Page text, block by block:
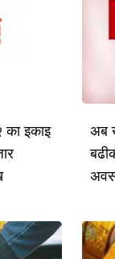
का इकाइ
अब